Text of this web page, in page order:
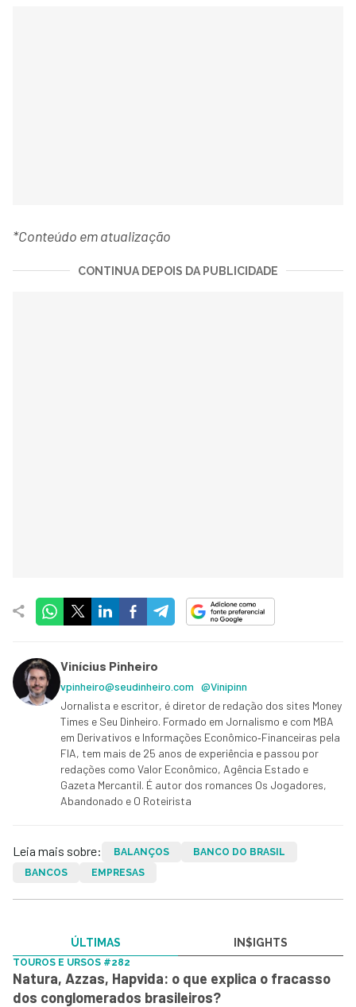
*Conteúdo em atualização
CONTINUA DEPOIS DA PUBLICIDADE
Vinícius Pinheiro
vpinheiro@seudinheiro.com @Vinipinn
Jornalista e escritor, é diretor de redação dos sites Money
Times e Seu Dinheiro. Formado em Jornalismo e com MBA
em Derivativos e Informações Econômico‑Financeiras pela
FIA, tem mais de 25 anos de experiência e passou por
redações como Valor Econômico, Agência Estado e
Gazeta Mercantil. É autor dos romances Os Jogadores,
Abandonado e O Roteirista
Leia mais sobre: BALANÇOS
BANCO DO BRASIL
BANCOS
EMPRESAS
ÚLTIMAS IN$IGHTS
TOUROS E URSOS #282
Natura, Azzas, Hapvida: o que explica o fracasso
dos conglomerados brasileiros?